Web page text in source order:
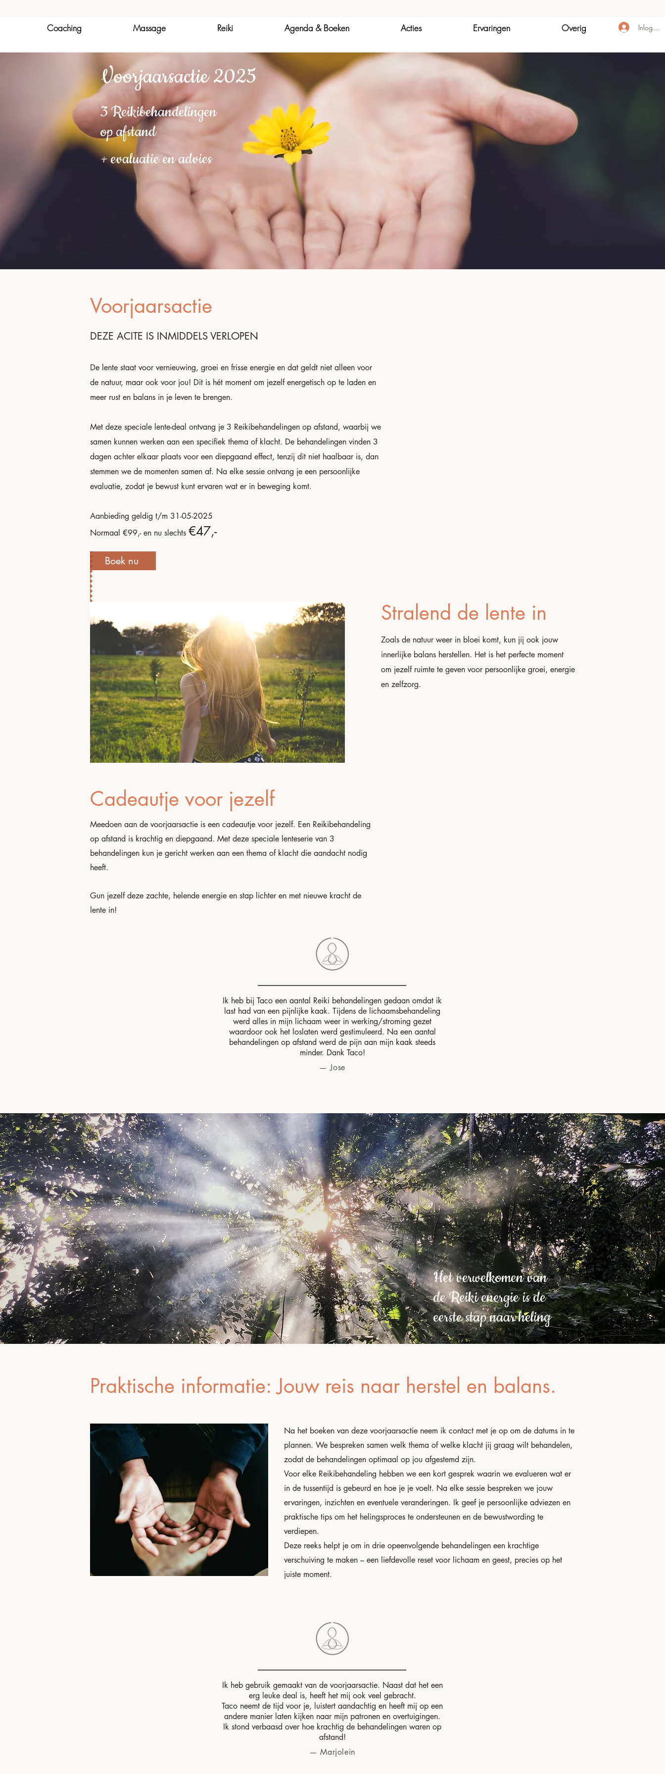
Coaching Massage Reiki Agenda & Boeken Acties Ervaringen Overig Inloggen
Voorjaarsactie 2025
3 Reikibehandelingen
op afstand
+ evaluatie en advies
Voorjaarsactie
DEZE ACITE IS INMIDDELS VERLOPEN
De lente staat voor vernieuwing, groei en frisse energie en dat geldt niet alleen voor
de natuur, maar ook voor jou! Dit is hét moment om jezelf energetisch op te laden en
meer rust en balans in je leven te brengen.
Met deze speciale lente-deal ontvang je 3 Reikibehandelingen op afstand, waarbij we
samen kunnen werken aan een specifiek thema of klacht. De behandelingen vinden 3
dagen achter elkaar plaats voor een diepgaand effect, tenzij dit niet haalbaar is, dan
stemmen we de momenten samen af. Na elke sessie ontvang je een persoonlijke
evaluatie, zodat je bewust kunt ervaren wat er in beweging komt.
Aanbieding geldig t/m 31-05-2025
Normaal €99,- en nu slechts €47,-
Boek nu
Stralend de lente in
Zoals de natuur weer in bloei komt, kun jij ook jouw
innerlijke balans herstellen. Het is het perfecte moment
om jezelf ruimte te geven voor persoonlijke groei, energie
en zelfzorg.
Cadeautje voor jezelf
Meedoen aan de voorjaarsactie is een cadeautje voor jezelf. Een Reikibehandeling
op afstand is krachtig en diepgaand. Met deze speciale lenteserie van 3
behandelingen kun je gericht werken aan een thema of klacht die aandacht nodig
heeft.
Gun jezelf deze zachte, helende energie en stap lichter en met nieuwe kracht de
lente in!
Ik heb bij Taco een aantal Reiki behandelingen gedaan omdat ik
last had van een pijnlijke kaak. Tijdens de lichaamsbehandeling
werd alles in mijn lichaam weer in werking/stroming gezet
waardoor ook het loslaten werd gestimuleerd. Na een aantal
behandelingen op afstand werd de pijn aan mijn kaak steeds
minder. Dank Taco!
— Jose
Het verwelkomen van
de Reiki energie is de
eerste stap naar heling
Praktische informatie: Jouw reis naar herstel en balans.
Na het boeken van deze voorjaarsactie neem ik contact met je op om de datums in te
plannen. We bespreken samen welk thema of welke klacht jij graag wilt behandelen,
zodat de behandelingen optimaal op jou afgestemd zijn.
Voor elke Reikibehandeling hebben we een kort gesprek waarin we evalueren wat er
in de tussentijd is gebeurd en hoe je je voelt. Na elke sessie bespreken we jouw
ervaringen, inzichten en eventuele veranderingen. Ik geef je persoonlijke adviezen en
praktische tips om het helingsproces te ondersteunen en de bewustwording te
verdiepen.
Deze reeks helpt je om in drie opeenvolgende behandelingen een krachtige
verschuiving te maken – een liefdevolle reset voor lichaam en geest, precies op het
juiste moment.
Ik heb gebruik gemaakt van de voorjaarsactie. Naast dat het een
erg leuke deal is, heeft het mij ook veel gebracht.
Taco neemt de tijd voor je, luistert aandachtig en heeft mij op een
andere manier laten kijken naar mijn patronen en overtuigingen.
Ik stond verbaasd over hoe krachtig de behandelingen waren op
afstand!
— Marjolein